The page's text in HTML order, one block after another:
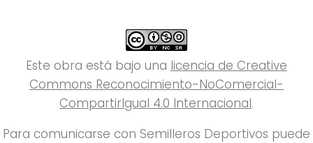
Este obra está bajo una licencia de Creative
Commons Reconocimiento-NoComercial-
CompartirIgual 4.0 Internacional.
Para comunicarse con Semilleros Deportivos puede